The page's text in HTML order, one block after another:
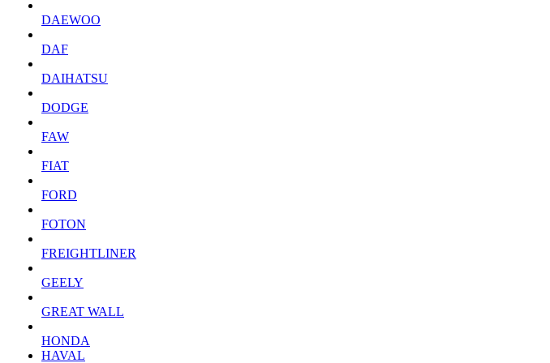
DAEWOO
DAF
DAIHATSU
DODGE
FAW
FIAT
FORD
FOTON
FREIGHTLINER
GEELY
GREAT WALL
HONDA
HAVAL